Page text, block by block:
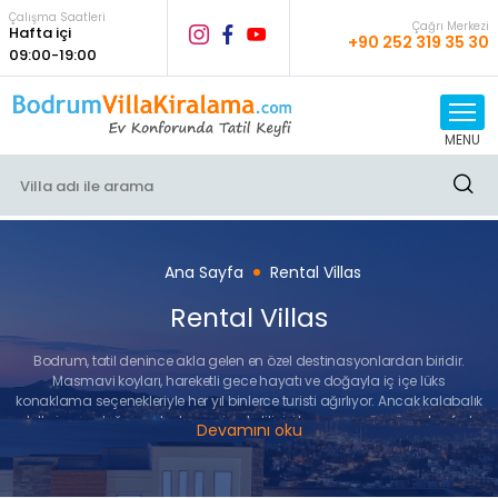
Çalışma Saatleri
Hafta içi
09:00-19:00
Çağrı Merkezi
+90 252 319 35 30
MENU
Ana Sayfa Rental Villas
Rental Villas
Bodrum, tatil denince akla gelen en özel destinasyonlardan biridir.
Masmavi koyları, hareketli gece hayatı ve doğayla iç içe lüks
konaklama seçenekleriyle her yıl binlerce turisti ağırlıyor. Ancak kalabalık
otellerin sunduğu sınırlı alan yerine, tatilinizi tamamen özgür ve konforlu
bir şekilde yaşamak isterseniz,Bodrum villa kiralamasizin için harika
bir alternatif olabilir.
Devamını oku